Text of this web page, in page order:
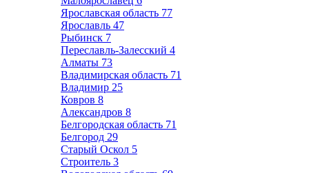
Ярославская область 77
Ярославль 47
Рыбинск 7
Переславль-Залесский 4
Алматы 73
Владимирская область 71
Владимир 25
Ковров 8
Александров 8
Белгородская область 71
Белгород 29
Старый Оскол 5
Строитель 3